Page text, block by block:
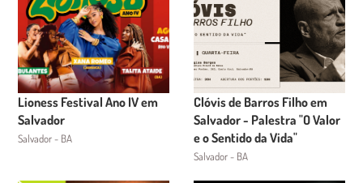
Lioness Festival Ano IV em
Salvador
Salvador - BA
Clóvis de Barros Filho em
Salvador - Palestra "O Valor
e o Sentido da Vida"
Salvador - BA